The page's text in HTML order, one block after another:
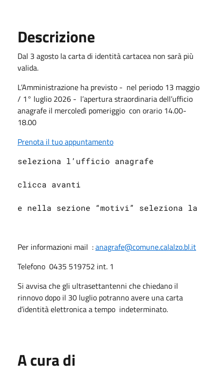
Descrizione
Dal 3 agosto la carta di identità cartacea non sarà più
valida.
L’Amministrazione ha previsto - nel periodo 13 maggio
/ 1° luglio 2026 - l’apertura straordinaria dell’ufficio
anagrafe il mercoledì pomeriggio con orario 14.00-
18.00
Prenota il tuo appuntamento
seleziona l’ufficio anagrafe
clicca avanti
e nella sezione “motivi” seleziona la
Per informazioni mail :anagrafe@comune.calalzo.bl.it
Telefono 0435 519752 int. 1
Si avvisa che gli ultrasettantenni che chiedano il
rinnovo dopo il 30 luglio potranno avere una carta
d’identità elettronica a tempo indeterminato.
A cura di